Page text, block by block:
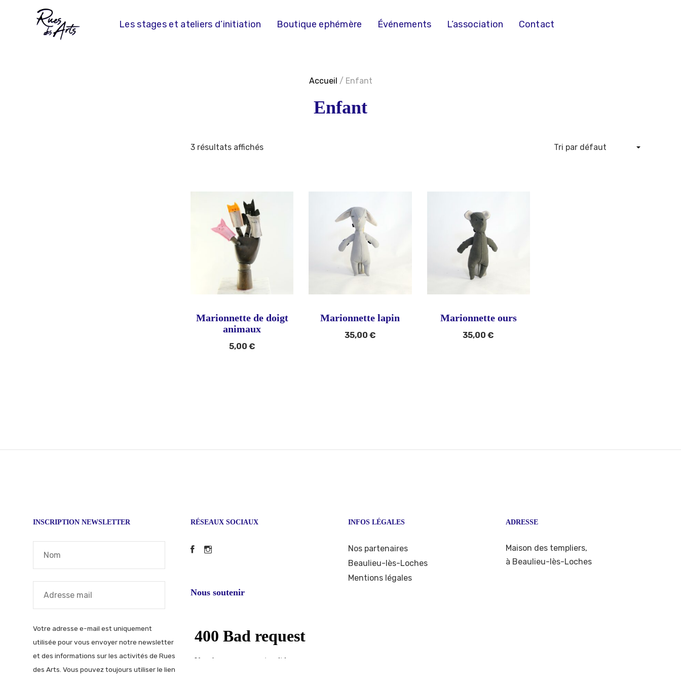
Les stages et ateliers d’initiation Boutique ephémère Événements L’association Contact
Accueil / Enfant
Enfant
3 résultats affichés
Marionnette de doigt
animaux
5,00 €
Marionnette lapin
35,00 €
Marionnette ours
35,00€
INSCRIPTION NEWSLETTER
Votre adresse e-mail est uniquement
utilisée pour vous envoyer notre newsletter
et des informations sur les activités de Rues
des Arts. Vous pouvez toujours utiliser le lien
RÉSEAUX SOCIAUX
Facebook
Instagram
Nous soutenir
INFOS LÉGALES
Nos partenaires
Beaulieu-lès-Loches
Mentions légales
ADRESSE
Maison des templiers,
à Beaulieu-lès-Loches